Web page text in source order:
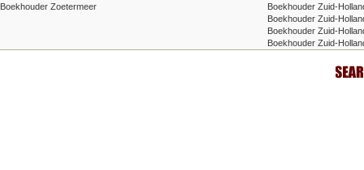
Boekhouder Zoetermeer
Boekhouder Zuid-
Boekhouder Zuid-
Boekhouder Zuid-
Boekhouder Zuid-